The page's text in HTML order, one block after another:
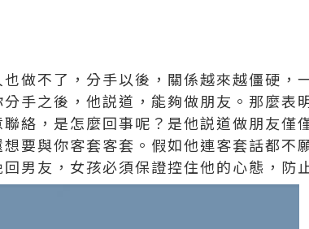
做不了，分手以後，關係越來越僵硬，
手之後，他説道，能夠做朋友。那麼表
絡，是怎麼回事呢？是他説道做朋友僅
要與你客套客套。假如他連客套話都不
男友，女孩必須保證控住他的心態，防